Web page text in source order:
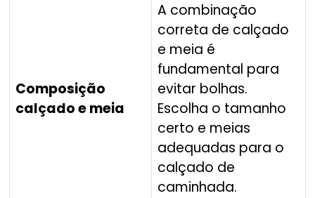
Composição
calçado e meia
A combinação
correta de calçado
e meia é
fundamental para
evitar bolhas.
Escolha o tamanho
certo e meias
adequadas para o
calçado de
caminhada.